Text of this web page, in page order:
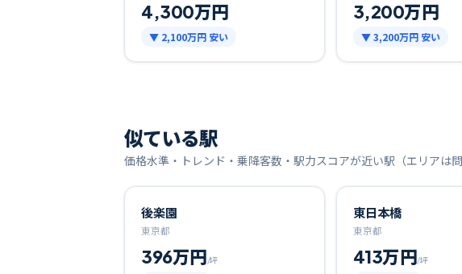
4,300万円
▼ 2,100万円 安い
3,200万円
▼ 3,200万円 安い
似ている駅
価格水準・トレンド・乗降客数・駅力スコアが近い駅（エリアは問
後楽園
東京都
396万円/坪
東日本橋
東京都
413万円/坪